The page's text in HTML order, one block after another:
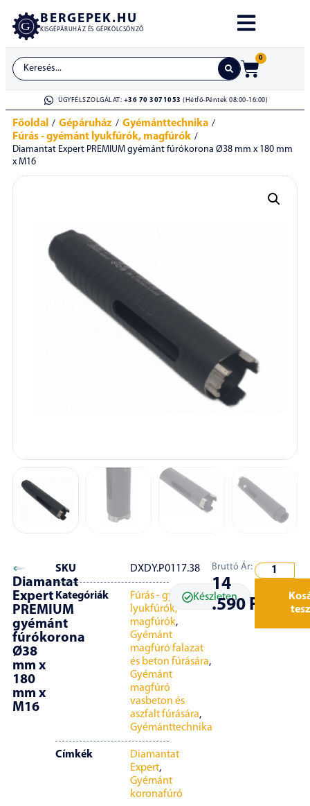
BERGEPEK.HU
KISGÉPÁRUHÁZ ÉS GÉPKÖLCSÖNZŐ
0
ÜGYFÉLSZOLGÁLAT: +36 70 3071053 (Hétfő-Péntek 08:00-16:00)
Főoldal / Gépáruház / Gyémánttechnika /
Fúrás - gyémánt lyukfúrók, magfúrók /
Diamantat Expert PREMIUM gyémánt fúrókorona Ø38 mm x 180 mm
x M16
Diamantat
Expert
PREMIUM
gyémánt
fúrókorona
Ø38
mm x
180
mm x
M16
SKU DXDY.P0117.38
Kategóriák
Fúrás - gyémánt
lyukfúrók,
magfúrók,
Gyémánt
magfúró falazat
és beton fúrására,
Gyémánt
magfúró
vasbeton és
aszfalt fúrására,
Gyémánttechnika
Címkék
Diamantat
Expert,
Gyémánt
koronafúró
Készleten
Bruttó Ár:
14
.590 Ft